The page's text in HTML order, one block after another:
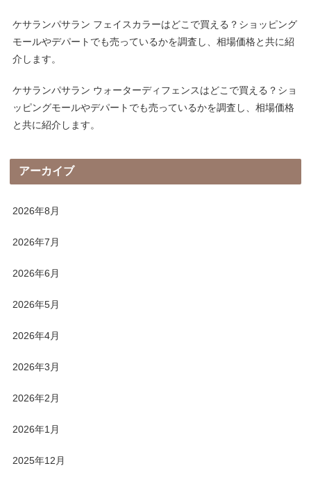
ケサランパサラン フェイスカラーはどこで買える？ショッピング
モールやデパートでも売っているかを調査し、相場価格と共に紹
介します。
ケサランパサラン ウォーターディフェンスはどこで買える？ショ
ッピングモールやデパートでも売っているかを調査し、相場価格
と共に紹介します。
アーカイブ
2026年8月
2026年7月
2026年6月
2026年5月
2026年4月
2026年3月
2026年2月
2026年1月
2025年12月